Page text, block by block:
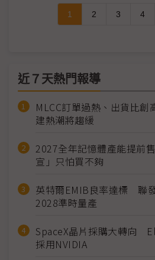
1 2 3 4
近７天熱門報導
MLCC訂單過熱、出貨比
建熱潮將趨緩
2027全年記憶體產能提前
宣」只怕買不夠
英特爾EMIB良率達標 聯
2028準時量產
SpaceX晶片採購大轉向
採用NVIDIA